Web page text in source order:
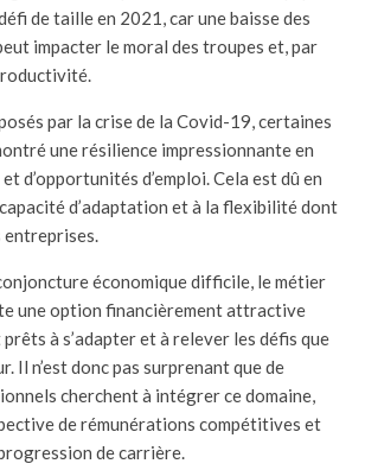
de taille en 2021, car une baisse des
impacter le moral des troupes et, par
par la crise de la Covid-19, certaines
une résilience impressionnante en
d’opportunités d’emploi. Cela est dû en
d’adaptation et à la flexibilité dont
économique difficile, le métier
une option financièrement attractive
à s’adapter et à relever les défis que
Il n’est donc pas surprenant que de
cherchent à intégrer ce domaine,
de rémunérations compétitives et
de carrière.